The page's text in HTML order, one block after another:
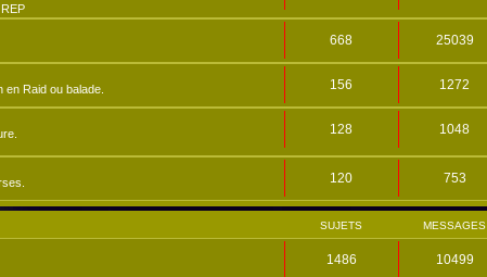
668 25039
Raid ou balade. 156 1272
128 1048
120 753
SUJETS MESSAGES
1486 10499